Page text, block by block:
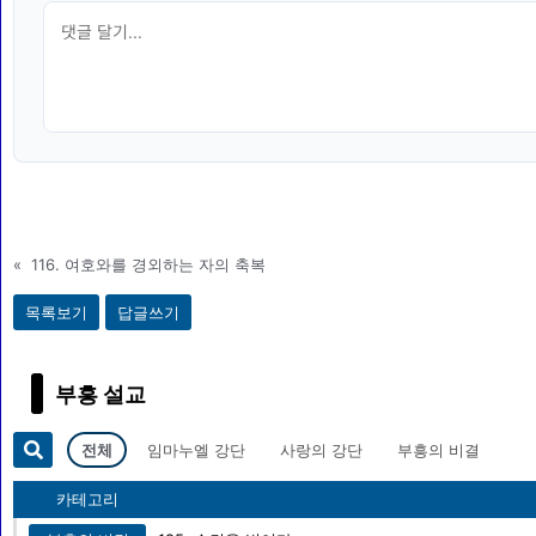
« 116. 여호와를 경외하는 자의 축복
목록보기 답글쓰기
부흥 설교
전체 임마누엘 강단 사랑의 강단 부흥의 비결
카테고리